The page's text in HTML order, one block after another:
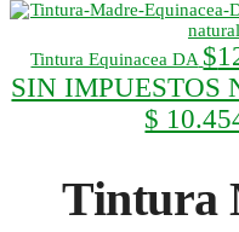
Tintura Equinacea DA $
SIN IMPUESTOS
$
Tintura